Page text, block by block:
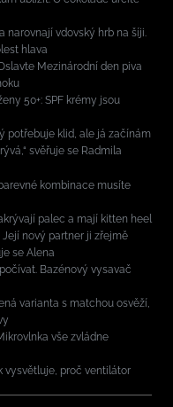
narovnají vdovský hrb na šíji.
hlava
Mezinárodní den piva
50+: SPF krémy jsou
potřebuje klid, ale já začínám
svěřuje se Radmila
kombinace musíte
palec a mají kitten heel
nový partner ji zřejmě
se Alena
Bazénový vysavač
varianta s matchou osvěží,
vše zvládne
vysvětluje, proč ventilátor